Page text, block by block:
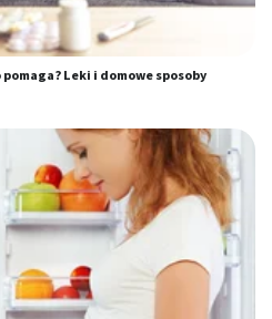
Leki i domowe sposoby